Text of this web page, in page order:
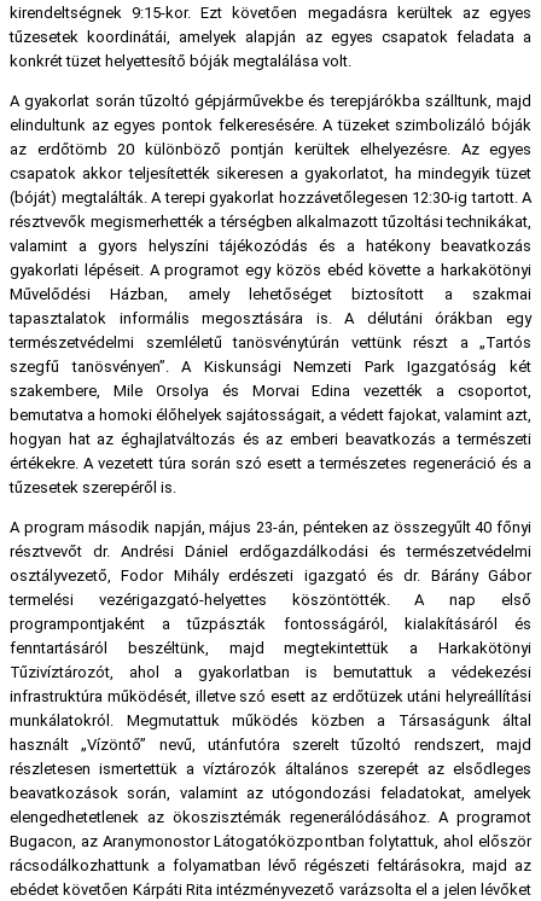
kirendeltségnek 9:15-kor. Ezt követően megadásra kerültek az egyes
tűzesetek koordinátái, amelyek alapján az egyes csapatok feladata a
konkrét tüzet helyettesítő bóják megtalálása volt.
A gyakorlat során tűzoltó gépjárművekbe és terepjárókba szálltunk, majd
elindultunk az egyes pontok felkeresésére. A tüzeket szimbolizáló bóják
az erdőtömb 20 különböző pontján kerültek elhelyezésre. Az egyes
csapatok akkor teljesítették sikeresen a gyakorlatot, ha mindegyik tüzet
(bóját) megtalálták. A terepi gyakorlat hozzávetőlegesen 12:30-ig tartott. A
résztvevők megismerhették a térségben alkalmazott tűzoltási technikákat,
valamint a gyors helyszíni tájékozódás és a hatékony beavatkozás
gyakorlati lépéseit. A programot egy közös ebéd követte a harkakötönyi
Művelődési Házban, amely lehetőséget biztosított a szakmai
tapasztalatok informális megosztására is. A délutáni órákban egy
természetvédelmi szemléletű tanösvénytúrán vettünk részt a „Tartós
szegfű tanösvényen”. A Kiskunsági Nemzeti Park Igazgatóság két
szakembere, Mile Orsolya és Morvai Edina vezették a csoportot,
bemutatva a homoki élőhelyek sajátosságait, a védett fajokat, valamint azt,
hogyan hat az éghajlatváltozás és az emberi beavatkozás a természeti
értékekre. A vezetett túra során szó esett a természetes regeneráció és a
tűzesetek szerepéről is.
A program második napján, május 23-án, pénteken az összegyűlt 40 főnyi
résztvevőt dr. Andrési Dániel erdőgazdálkodási és természetvédelmi
osztályvezető, Fodor Mihály erdészeti igazgató és dr. Bárány Gábor
termelési vezérigazgató-helyettes köszöntötték. A nap első
programpontjaként a tűzpászták fontosságáról, kialakításáról és
fenntartásáról beszéltünk, majd megtekintettük a Harkakötönyi
Tűzivíztározót, ahol a gyakorlatban is bemutattuk a védekezési
infrastruktúra működését, illetve szó esett az erdőtüzek utáni helyreállítási
munkálatokról. Megmutattuk működés közben a Társaságunk által
használt „Vízöntő” nevű, utánfutóra szerelt tűzoltó rendszert, majd
részletesen ismertettük a víztározók általános szerepét az elsődleges
beavatkozások során, valamint az utógondozási feladatokat, amelyek
elengedhetetlenek az ökoszisztémák regenerálódásához. A programot
Bugacon, az Aranymonostor Látogatóközpontban folytattuk, ahol először
rácsodálkozhattunk a folyamatban lévő régészeti feltárásokra, majd az
ebédet követően Kárpáti Rita intézményvezető varázsolta el a jelen lévőket